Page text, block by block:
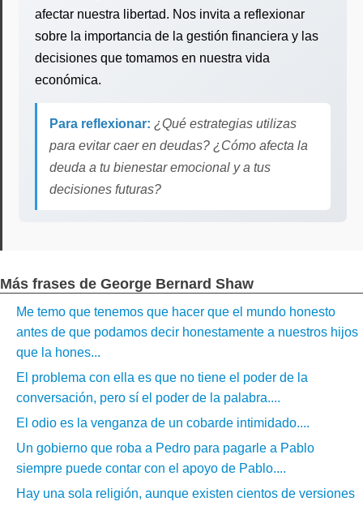
afectar nuestra libertad. Nos invita a reflexionar
sobre la importancia de la gestión financiera y las
decisiones que tomamos en nuestra vida
económica.
Para reflexionar: ¿Qué estrategias utilizas
para evitar caer en deudas? ¿Cómo afecta la
deuda a tu bienestar emocional y a tus
decisiones futuras?
Más frases de George Bernard Shaw
Me temo que tenemos que hacer que el mundo honesto
antes de que podamos decir honestamente a nuestros hijos
que la hones...
El problema con ella es que no tiene el poder de la
conversación, pero sí el poder de la palabra....
El odio es la venganza de un cobarde intimidado....
Un gobierno que roba a Pedro para pagarle a Pablo
siempre puede contar con el apoyo de Pablo....
Hay una sola religión, aunque existen cientos de versiones